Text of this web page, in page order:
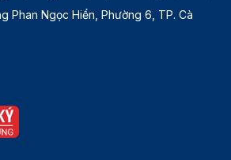
Phan Ngọc Hiển, Phường 6, TP. Cà